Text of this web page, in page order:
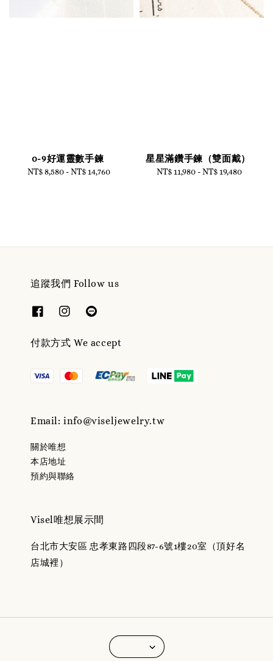
0-9好運靈數手鍊
Regular
NT$ 8,580 -NT$ 14,760
星星滿鑽手鍊（雙面戴）
Regular
NT$ 11,980 -NT$ 19,480
追蹤我們 Follow us
付款方式 We accept
Email: info@viseljewelry.tw
關於唯想
本店地址
預約與聯絡
Visel唯想展示間
台北市大安區 忠孝東路四段87-6號1樓20室（頂好名
店城裡）